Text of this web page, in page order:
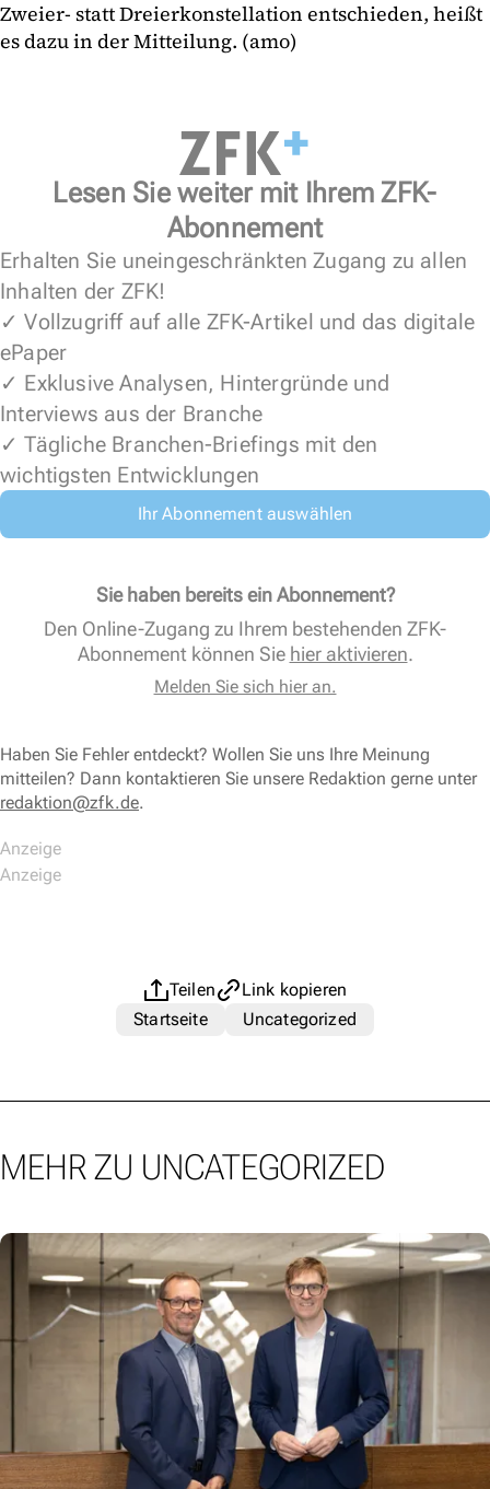
Zweier- statt Dreierkonstellation entschieden, heißt
es dazu in der Mitteilung. (amo)
Lesen Sie weiter mit Ihrem ZFK-
Abonnement
Erhalten Sie uneingeschränkten Zugang zu allen
Inhalten der ZFK!
✓ Vollzugriff auf alle ZFK-Artikel und das digitale
ePaper
✓ Exklusive Analysen, Hintergründe und
Interviews aus der Branche
✓ Tägliche Branchen-Briefings mit den
wichtigsten Entwicklungen
Ihr Abonnement auswählen
Sie haben bereits ein Abonnement?
Den Online-Zugang zu Ihrem bestehenden ZFK-
Abonnement können Sie hier aktivieren.
Melden Sie sich hier an.
Haben Sie Fehler entdeckt? Wollen Sie uns Ihre Meinung
mitteilen? Dann kontaktieren Sie unsere Redaktion gerne unter
redaktion@zfk.de.
Teilen
Link kopieren
Startseite
Uncategorized
MEHR ZU UNCATEGORIZED